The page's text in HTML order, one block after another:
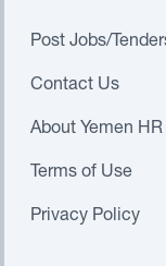
Post Jobs/
Contact Us
About Yemen HR
Terms of Use
Privacy Policy